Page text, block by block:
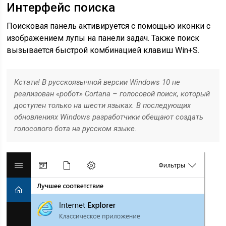
Интерфейс поиска
Поисковая панель активируется с помощью иконки с
изображением лупы на панели задач. Также поиск
вызывается быстрой комбинацией клавиш Win+S.
Кстати! В русскоязычной версии Windows 10 не
реализован «робот» Cortana – голосовой поиск, который
доступен только на шести языках. В последующих
обновлениях Windows разработчики обещают создать
голосового бота на русском языке.